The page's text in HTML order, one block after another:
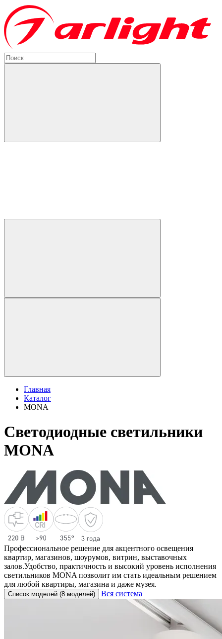
Главная
Каталог
MONA
Светодиодные светильники
MONA
Профессиональное решение для акцентного освещения
квартир, магазинов, шоурумов, витрин, выставочных
залов.Удобство, практичность и высокий уровень исполнения
светильников MONA позволит им стать идеальным решением
для любой квартиры, магазина и даже музея.
Список моделей (8 моделей) Вся система